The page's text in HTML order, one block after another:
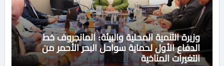
وزيرة التنمية المحلية والبيئة: المانجروف خط
الدفاع الأول لحماية سواحل البحر الأحمر من
التغيرات المناخية